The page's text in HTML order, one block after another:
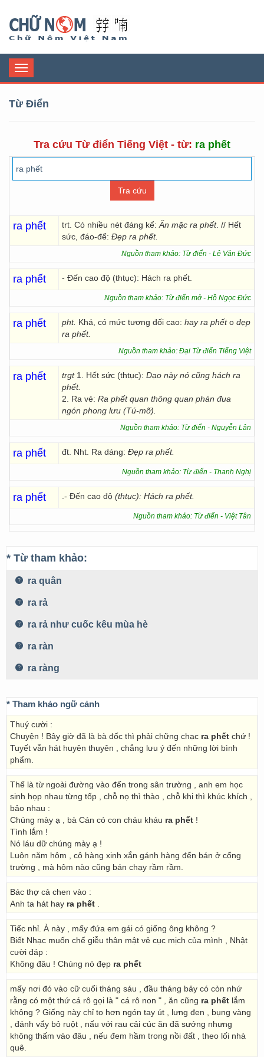
Toggle
navigation
Từ Điển
Tra cứu Từ điển Tiếng Việt - từ: ra phết
ra phết trt. Có nhiều nét đáng kể: Ăn mặc ra phết. // Hết
sức, đáo-để: Đẹp ra phết.
Nguồn tham khảo: Từ điển - Lê Văn Đức
ra phết - Đến cao độ (thtục): Hách ra phết.
Nguồn tham khảo: Từ điển mở - Hồ Ngọc Đức
ra phết pht. Khá, có mức tương đối cao: hay ra phếto đẹp
ra phết.
Nguồn tham khảo: Đại Từ điển Tiếng Việt
ra phết trgt 1. Hết sức (thtục): Dạo này nó cũng hách ra
phết.
2. Ra vẻ: Ra phết quan thông quan phán đua
ngón phong lưu (Tú-mỡ).
Nguồn tham khảo: Từ điển - Nguyễn Lân
ra phết đt. Nht. Ra dáng: Đẹp ra phết.
Nguồn tham khảo: Từ điển - Thanh Nghị
ra phết .- Đến cao độ (thtục): Hách ra phết.
Nguồn tham khảo: Từ điển - Việt Tân
* Từ tham khảo:
ra quân
ra rả
ra rả như cuốc kêu mùa hè
ra ràn
ra ràng
* Tham khảo ngữ cảnh
Thuý cười :
Chuyện ! Bây giờ đã là bà đốc thì phải chững chạc ra phết chứ !
Tuyết vẫn hát huyên thuyên , chẳng lưu ý đến những lời bình
phẩm.
Thế là từ ngoài đường vào đến trong sân trường , anh em học
sinh họp nhau từng tốp , chỗ nọ thì thào , chỗ khi thì khúc khích ,
bảo nhau :
Chúng mày ạ , bà Cán có con cháu kháu ra phết !
Tình lắm !
Nó láu dữ chúng mày ạ !
Luôn năm hôm , cô hàng xinh xắn gánh hàng đến bán ở cổng
trường , mà hôm nào cũng bán chạy rầm rầm.
Bác thợ cả chen vào :
Anh ta hát hay ra phết
Tiếc nhỉ. À này , mấy đứa em gái có giống ông không ?
Biết Nhạc muốn chế giễu thân mật vẻ cục mịch của mình , Nhật
cười đáp :
Không đâu ! Chúng nó đẹp ra phết
mấy nơi đó vào cữ cuối tháng sáu , đầu tháng bảy có còn nhứ
rằng có một thứ cá rô gọi là " cá rô non " , ăn cũng ra phết lắm
không ? Giống này chỉ to hơn ngón tay út , lưng đen , bụng vàng
, đánh vẩy bỏ ruột , nấu với rau cải cúc ăn đã sướng nhưng
không thấm vào đâu , nếu đem hầm trong nồi đất , theo lối nhà
quê.